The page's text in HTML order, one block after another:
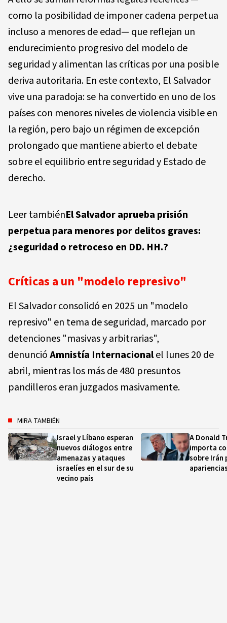
como la posibilidad de imponer cadena perpetua
incluso a menores de edad— que reflejan un
endurecimiento progresivo del modelo de
seguridad y alimentan las críticas por una posible
deriva autoritaria. En este contexto, El Salvador
vive una paradoja: se ha convertido en uno de los
países con menores niveles de violencia visible en
la región, pero bajo un régimen de excepción
prolongado que mantiene abierto el debate
sobre el equilibrio entre seguridad y Estado de
derecho.
Leer tambiénEl Salvador aprueba prisión
perpetua para menores por delitos graves:
¿seguridad o retroceso en DD. HH.?
Críticas a un "modelo represivo"
El Salvador consolidó en 2025 un "modelo
represivo" en tema de seguridad, marcado por
detenciones "masivas y arbitrarias",
denuncióAmnistía Internacionalel lunes 20 de
abril, mientras los más de 480 presuntos
pandilleros eran juzgados masivamente.
MIRA TAMBIÉN
Israel y Líbano esperan
nuevos diálogos entre
amenazas y ataques
israelíes en el sur de su
vecino país
A Donald
importa
sobre Irán